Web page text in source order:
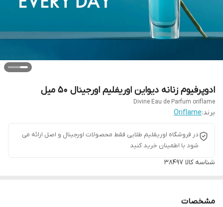
ادوپرفیوم زنانه دیواین اوریفلیم اورجینال 50 میل
Divine Eau de Parfum oriflame
برند:Oriflame
در فروشگاه اوریفلیم طلایی فقط محصولات اورجینال و اصل ارائه می
شود با اطمینان خرید کنید
شناسه کالا 38497
مشخصات